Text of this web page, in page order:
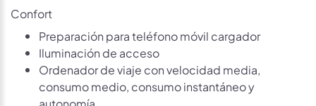
Confort
Preparación para teléfono móvil cargador
Iluminación de acceso
Ordenador de viaje con velocidad media,
consumo medio, consumo instantáneo y
autonomía